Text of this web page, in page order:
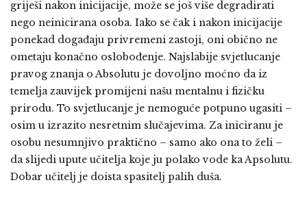
griješi nakon inicijacije, može se još više degradirati
nego neinicirana osoba. Iako se čak i nakon inicijacije
ponekad događaju privremeni zastoji, oni obično ne
ometaju konačno oslobođenje. Najslabije svjetlucanje
pravog znanja o Absolutu je dovoljno moćno da iz
temelja zauvijek promijeni našu mentalnu i fizičku
prirodu. To svjetlucanje je nemoguće potpuno ugasiti –
osim u izrazito nesretnim slučajevima. Za iniciranu je
osobu nesumnjivo praktično – samo ako ona to želi –
da slijedi upute učitelja koje ju polako vode ka Apsolutu.
Dobar učitelj je doista spasitelj palih duša.